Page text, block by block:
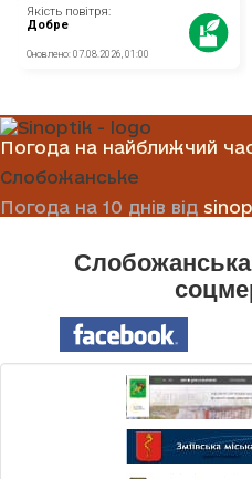
Погода на найближчий
Слобожанське
Погода на 10 днів від